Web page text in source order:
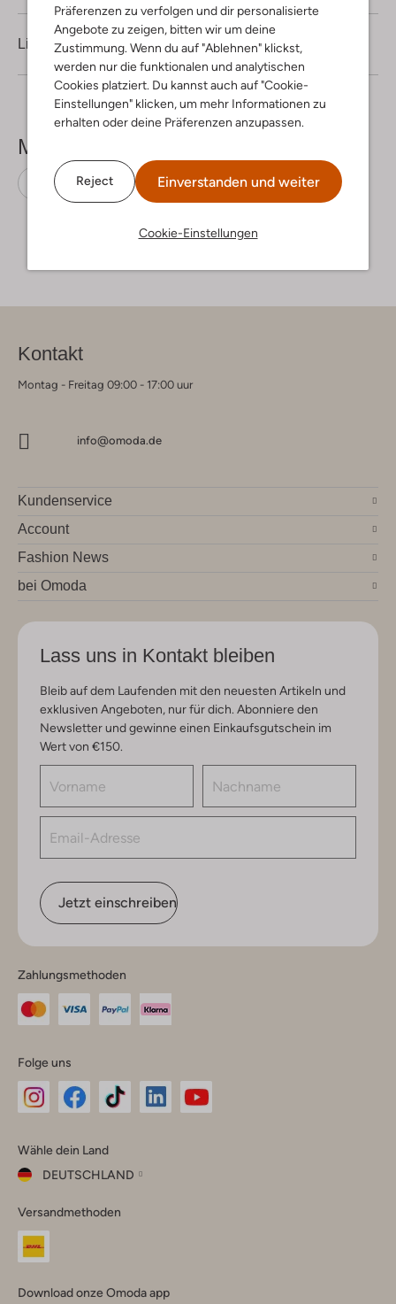
Präferenzen zu verfolgen und dir personalisierte
Angebote zu zeigen, bitten wir um deine
Zustimmung. Wenn du auf "Ablehnen" klickst,
werden nur die funktionalen und analytischen
Cookies platziert. Du kannst auch auf "Cookie-
Einstellungen" klicken, um mehr Informationen zu
erhalten oder deine Präferenzen anzupassen.
Reject Einverstanden und weiter
Cookie-Einstellungen
Lieferung & Rückgabe
Mehr sehen
Schnürboots Blackstone Leder
Kontakt
Montag - Freitag 09:00 - 17:00 uur
info@omoda.de
Kundenservice
Account
Fashion News
bei Omoda
Lass uns in Kontakt bleiben
Bleib auf dem Laufenden mit den neuesten Artikeln und
exklusiven Angeboten, nur für dich. Abonniere den
Newsletter und gewinne einen Einkaufsgutschein im
Wert von €150.
Jetzt einschreiben
Zahlungsmethoden
Folge uns
Instagram
Facebook
TikTok
Wähle dein Land
DEUTSCHLAND
dein
Land
Versandmethoden
Download onze Omoda app